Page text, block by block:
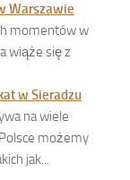
Warszawie
momentów w
wiąże się z
w Sieradzu
na wiele
możemy
jak...